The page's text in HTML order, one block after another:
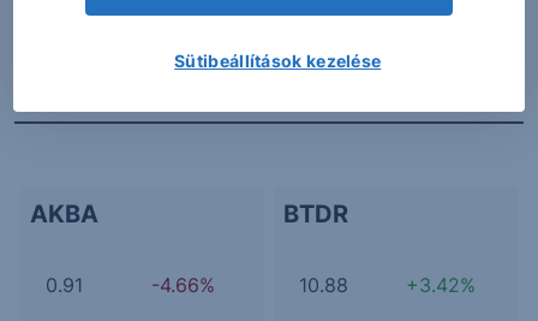
AKBA
0.91 -4.66%
BTDR
10.88 +3.42%
Sütibeállítások kezelése